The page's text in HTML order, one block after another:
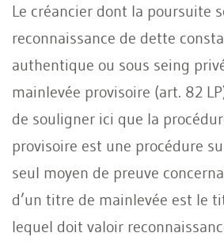
Le créancier dont la poursuite
reconnaissance de dette
authentique ou sous seing
mainlevée provisoire (art. 82
de souligner ici que la
provisoire est une procédure
seul moyen de preuve
d’un titre de mainlevée est le
lequel doit valoir